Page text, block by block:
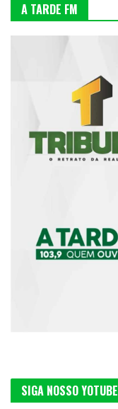
A TARDE FM
SIGA NOSSO YOTUBE